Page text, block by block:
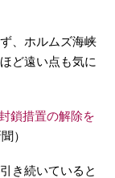
、ホルムズ海峡
ど遠い点も気に
鎖措置の解除を
）
き続いていると